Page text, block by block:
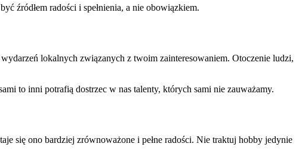
źródłem radości i spełnienia, a nie obowiązkiem.
lokalnych związanych z twoim zainteresowaniem. Otoczenie ludzi,
to inni potrafią dostrzec w nas talenty, których sami nie zauważamy.
się ono bardziej zrównoważone i pełne radości. Nie traktuj hobby jedynie